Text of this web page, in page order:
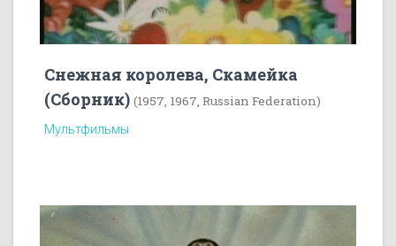
Снежная королева, Скамейка
(Сборник) (1957, 1967, Russian Federation)
Мультфильмы